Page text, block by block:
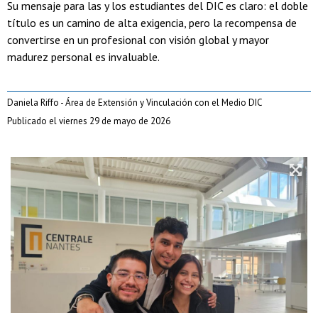
Su mensaje para las y los estudiantes del DIC es claro: el doble
título es un camino de alta exigencia, pero la recompensa de
convertirse en un profesional con visión global y mayor
madurez personal es invaluable.
Daniela Riffo - Área de Extensión y Vinculación con el Medio DIC
Publicado el viernes 29 de mayo de 2026